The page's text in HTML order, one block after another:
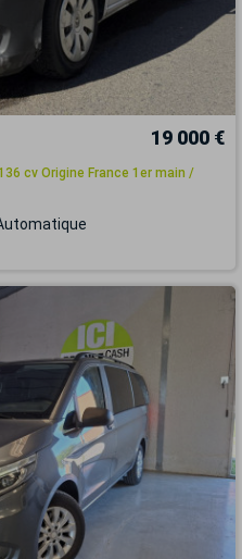
19 000 €
cv Origine France 1er main /